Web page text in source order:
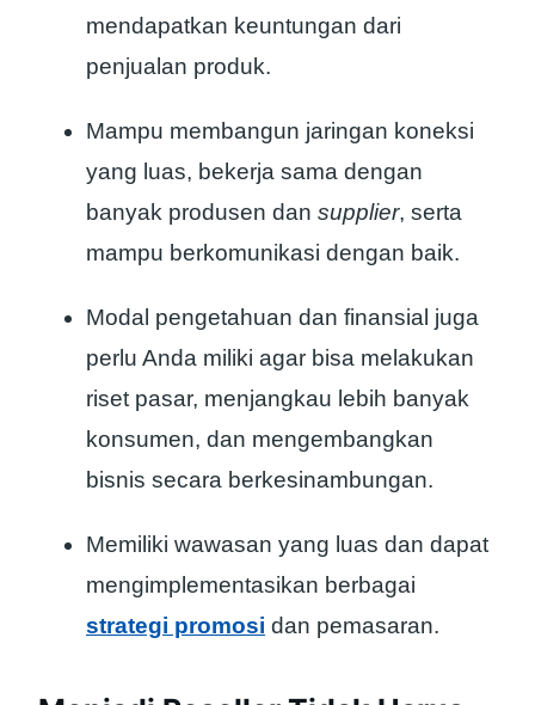
mendapatkan keuntungan dari
penjualan produk.
Mampu membangun jaringan koneksi
yang luas, bekerja sama dengan
banyak produsen dan supplier, serta
mampu berkomunikasi dengan baik.
Modal pengetahuan dan finansial juga
perlu Anda miliki agar bisa melakukan
riset pasar, menjangkau lebih banyak
konsumen, dan mengembangkan
bisnis secara berkesinambungan.
Memiliki wawasan yang luas dan dapat
mengimplementasikan berbagai
strategi promosi dan pemasaran.